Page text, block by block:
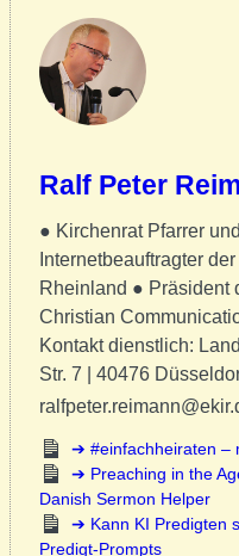
Ralf Peter
● Kirchenrat Pfarrer
Internetbeauftragter
Rheinland ● Präsident
Christian
Kontakt dienstlich:
Str. 7 | 40476
#einfachheiraten –
Preaching in the
Danish Sermon Helper
Kann KI Predigten
Predigt-Prompts